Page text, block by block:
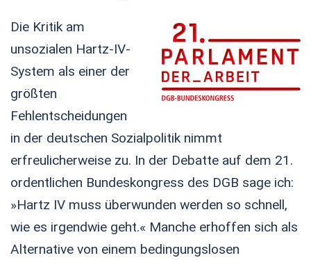
Die Kritik am
unsozialen Hartz-IV-
System als einer der
größten
Fehlentscheidungen
in der deutschen Sozialpolitik nimmt
erfreulicherweise zu. In der Debatte auf dem 21.
ordentlichen Bundeskongress des DGB sage ich:
»Hartz IV muss überwunden werden so schnell,
wie es irgendwie geht.« Manche erhoffen sich als
Alternative von einem bedingungslosen